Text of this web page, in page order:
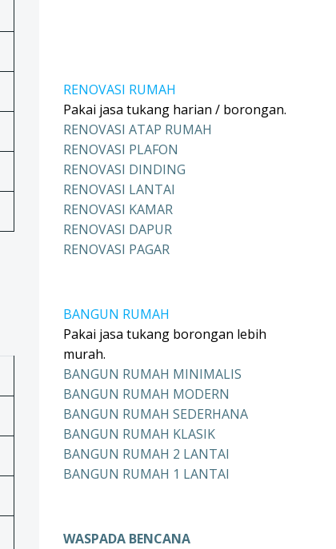
RENOVASI RUMAH
Pakai jasa tukang harian / borongan.
RENOVASI ATAP RUMAH
RENOVASI PLAFON
RENOVASI DINDING
RENOVASI LANTAI
RENOVASI KAMAR
RENOVASI DAPUR
RENOVASI PAGAR
BANGUN RUMAH
Pakai jasa tukang borongan lebih
murah.
BANGUN RUMAH MINIMALIS
BANGUN RUMAH MODERN
BANGUN RUMAH SEDERHANA
BANGUN RUMAH KLASIK
BANGUN RUMAH 2 LANTAI
BANGUN RUMAH 1 LANTAI
WASPADA BENCANA